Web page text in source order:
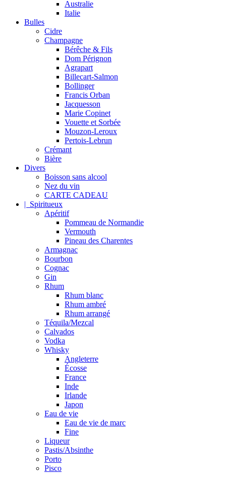
Australie
Italie
Bulles
Cidre
Champagne
Bérêche & Fils
Dom Pérignon
Agrapart
Billecart-Salmon
Bollinger
Francis Orban
Jacquesson
Marie Copinet
Vouette et Sorbée
Mouzon-Leroux
Pertois-Lebrun
Crémant
Bière
Divers
Boisson sans alcool
Nez du vin
CARTE CADEAU
| Spiritueux
Apéritif
Pommeau de Normandie
Vermouth
Pineau des Charentes
Armagnac
Bourbon
Cognac
Gin
Rhum
Rhum blanc
Rhum ambré
Rhum arrangé
Téquila/Mezcal
Calvados
Vodka
Whisky
Angleterre
Écosse
France
Inde
Irlande
Japon
Eau de vie
Eau de vie de marc
Fine
Liqueur
Pastis/Absinthe
Porto
Pisco